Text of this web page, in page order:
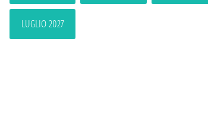
LUGLIO 2027